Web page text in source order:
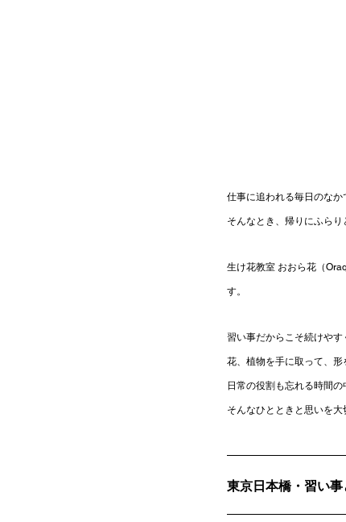
仕事に追われる毎日のなか
そんなとき、帰りにふらり
生け花教室 おおら花（
す。
習い事だからこそ続けやす
花、植物を手に取って、形
日常の役割も忘れる時間
そんなひとときと思いを大
東京日本橋・習い